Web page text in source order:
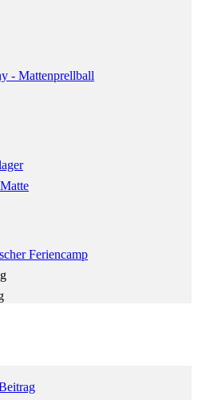
- Mattenprellball
Feriencamp